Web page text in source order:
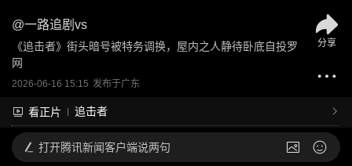
@一路追剧vs
《追击者》街头暗号被特务调换，屋内之人静待卧底自投罗
网
2026-06-16 15:15 发布于广东
看正片 追击者
分享
打开腾讯新闻客户端说两句